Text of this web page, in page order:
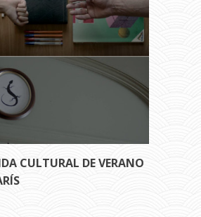
CULTURAL DE VERANO